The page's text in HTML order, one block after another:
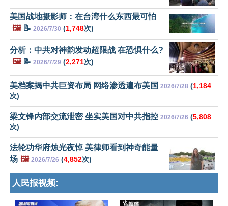
美国战地摄影师：在台湾什么东西最可怕
🖼️📝 2026/7/30 (1,748次)
分析：中共对神韵发动超限战 在恐惧什么?
🖼️📝 2026/7/29 (2,271次)
美档案揭中共巨资布局 网络渗透遍布美国 2026/7/28 (1,184
次)
梁文锋内部交流泄密 坐实美国对中共指控 2026/7/26 (5,808
次)
法轮功华府烛光夜悼 美律师看到神奇能量
场 🖼️ 2026/7/26 (4,852次)
人民报视频: